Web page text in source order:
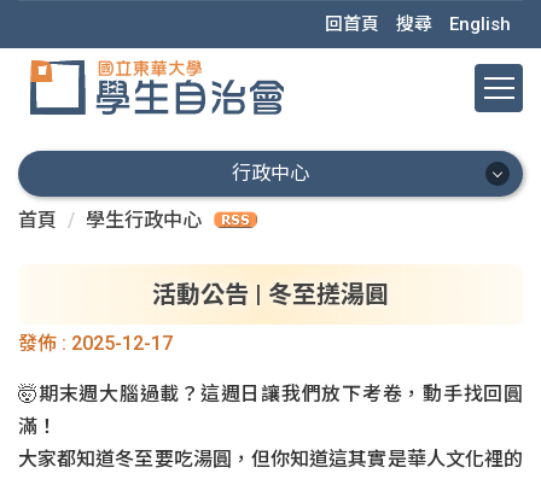
到
容
區
回首頁 搜尋 English
行政中心
行政中心
會本部
學術部
學權部
首頁 學生行政中心
活動公告 | 冬至搓湯圓
發佈 : 2025-12-17
🤯期末週大腦過載？這週日讓我們放下考卷，動手找回圓
滿！
大家都知道冬至要吃湯圓，但你知道這其實是華人文化裡的